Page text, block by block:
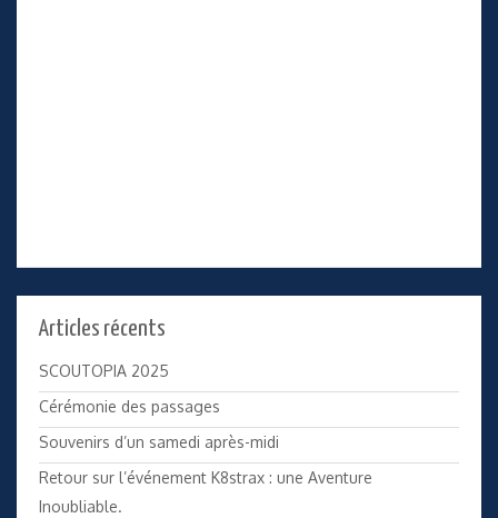
Articles récents
SCOUTOPIA 2025
Cérémonie des passages
Souvenirs d’un samedi après-midi
Retour sur l’événement K8strax : une Aventure
Inoubliable.